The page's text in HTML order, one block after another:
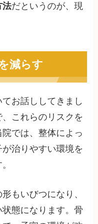
法だというのが、現
減らす
お話ししてきまし
これらのリスクを
では、整体によっ
治りやすい環境を
もいびつになり、
態になります。骨